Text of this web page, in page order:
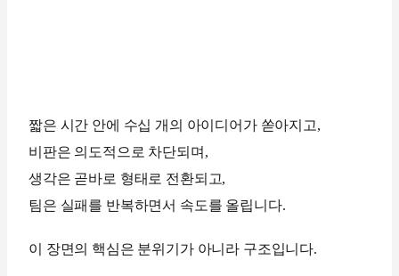
짧은 시간 안에 수십 개의 아이디어가 쏟아지고,
비판은 의도적으로 차단되며,
생각은 곧바로 형태로 전환되고,
팀은 실패를 반복하면서 속도를 올립니다.
이 장면의 핵심은 분위기가 아니라 구조입니다.